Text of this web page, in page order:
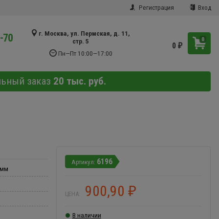
Регистрация Вход
70
г. Москва, ул. Пермская, д. 11,
стр. 5
Пн—Пт 10:00—17:00
0
0₽
заказ 20 тыс. руб.
6196
ЦЕНА: 900,90₽
В наличии